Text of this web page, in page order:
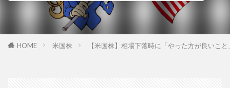
HOME 米国株 【米国株】相場下落時に「やった方が良いこ